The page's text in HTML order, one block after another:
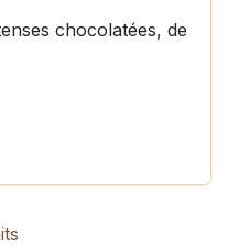
chocolatées, de